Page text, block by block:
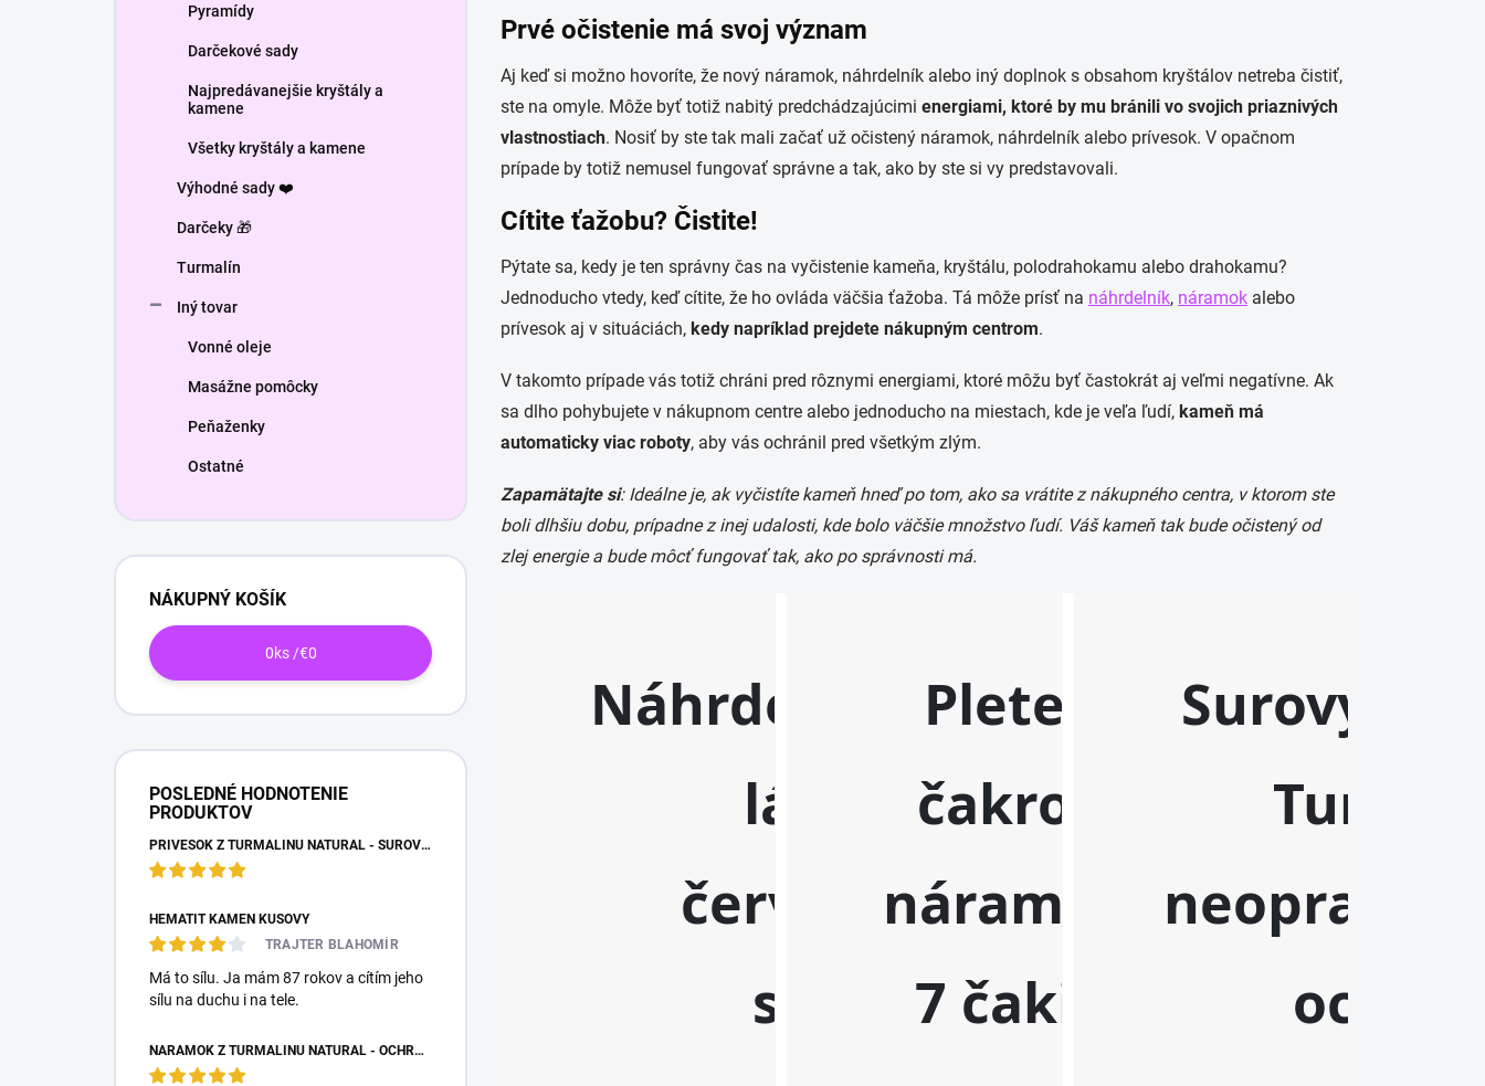
Pyramídy
Darčekové sady
Najpredávanejšie kryštály a
kamene
Všetky kryštály a kamene
Výhodné sady ❤️
Darčeky 🎁
Turmalín
Iný tovar
Vonné oleje
Masážne pomôcky
Peňaženky
Ostatné
NÁKUPNÝ KOŠÍK
0ks /€0
POSLEDNÉ HODNOTENIE
PRODUKTOV
PRÍVESOK Z TURMALÍNU NATURAL - SUROVÝ NEOPRACOVANÝ KAMEŇ
HEMATIT KAMEŇ KUSOVÝ
TRAJTER BLAHOMÍR
Má to sílu. Ja mám 87 rokov a cítím jeho
sílu na duchu i na tele.
NÁRAMOK Z TURMALÍNU NATURAL - OCHRANNÝ KAMEŇ
Prvé očistenie má svoj význam
Aj keď si možno hovoríte, že nový náramok, náhrdelník alebo iný doplnok s obsahom kryštálov netreba čistiť,
ste na omyle. Môže byť totiž nabitý predchádzajúcimi energiami, ktoré by mu bránili vo svojich priaznivých
vlastnostiach. Nosiť by ste tak mali začať už očistený náramok, náhrdelník alebo prívesok. V opačnom
prípade by totiž nemusel fungovať správne a tak, ako by ste si vy predstavovali.
Cítite ťažobu? Čistite!
Pýtate sa, kedy je ten správny čas na vyčistenie kameňa, kryštálu, polodrahokamu alebo drahokamu?
Jednoducho vtedy, keď cítite, že ho ovláda väčšia ťažoba. Tá môže prísť na náhrdelník, náramok alebo
prívesok aj v situáciách, kedy napríklad prejdete nákupným centrom.
V takomto prípade vás totiž chráni pred rôznymi energiami, ktoré môžu byť častokrát aj veľmi negatívne. Ak
sa dlho pohybujete v nákupnom centre alebo jednoducho na miestach, kde je veľa ľudí, kameň má
automaticky viac roboty, aby vás ochránil pred všetkým zlým.
Zapamätajte si: Ideálne je, ak vyčistíte kameň hneď po tom, ako sa vrátite z nákupného centra, v ktorom ste
boli dlhšiu dobu, prípadne z inej udalosti, kde bolo väčšie množstvo ľudí. Váš kameň tak bude očistený od
zlej energie a bude môcť fungovať tak, ako po správnosti má.